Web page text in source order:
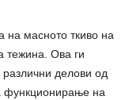
на масното ткиво на
тежина. Ова ги
различни делови од
функционирање на